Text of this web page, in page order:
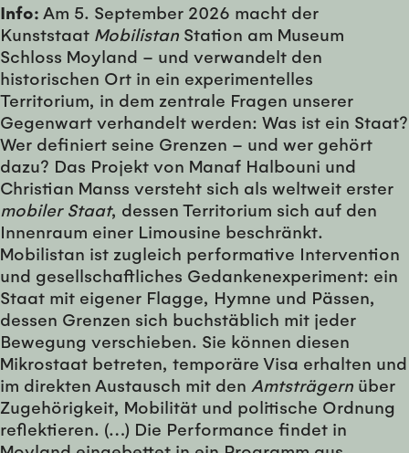
Info: Am 5. September 2026 macht der
Kunststaat Mobilistan Station am Museum
Schloss Moyland – und verwandelt den
historischen Ort in ein experimentelles
Territorium, in dem zentrale Fragen unserer
Gegenwart verhandelt werden: Was ist ein Staat?
Wer definiert seine Grenzen – und wer gehört
dazu? Das Projekt von Manaf Halbouni und
Christian Manss versteht sich als weltweit erster
mobiler Staat, dessen Territorium sich auf den
Innenraum einer Limousine beschränkt.
Mobilistan ist zugleich performative Intervention
und gesellschaftliches Gedankenexperiment: ein
Staat mit eigener Flagge, Hymne und Pässen,
dessen Grenzen sich buchstäblich mit jeder
Bewegung verschieben. Sie können diesen
Mikrostaat betreten, temporäre Visa erhalten und
im direkten Austausch mit den Amtsträgern über
Zugehörigkeit, Mobilität und politische Ordnung
reflektieren. (…) Die Performance findet in